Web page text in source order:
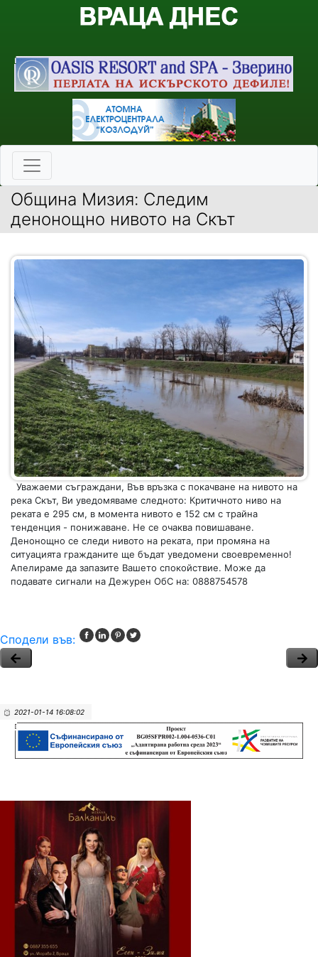
Община Мизия: Следим
денонощно нивото на Скът
Уважаеми съграждани, Във връзка с покачване на нивото на
река Скът, Ви уведомяваме следното: Критичното ниво на
реката е 295 см, в момента нивото е 152 см с трайна
тенденция - понижаване. Не се очаква повишаване.
Денонощно се следи нивото на реката, при промяна на
ситуацията гражданите ще бъдат уведомени своевременно!
Апелираме да запазите Вашето спокойствие. Може да
подавате сигнали на Дежурен ОбС на: 0888754578
Сподели във:
2021-01-14 16:08:02